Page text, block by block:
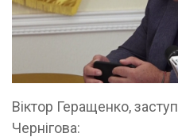
Віктор Геращенко,
Чернігова: